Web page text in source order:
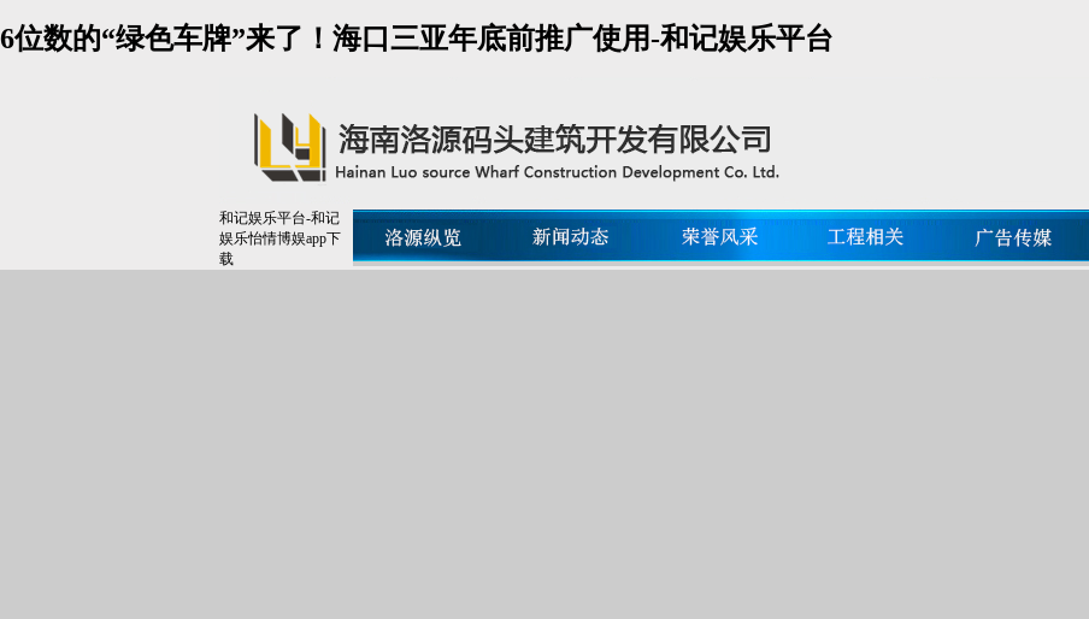
6位数的“绿色车牌”来了！海口三亚年底前推广使用-和记娱乐平台
和记娱乐平台-和记
娱乐怡情博娱app下
载